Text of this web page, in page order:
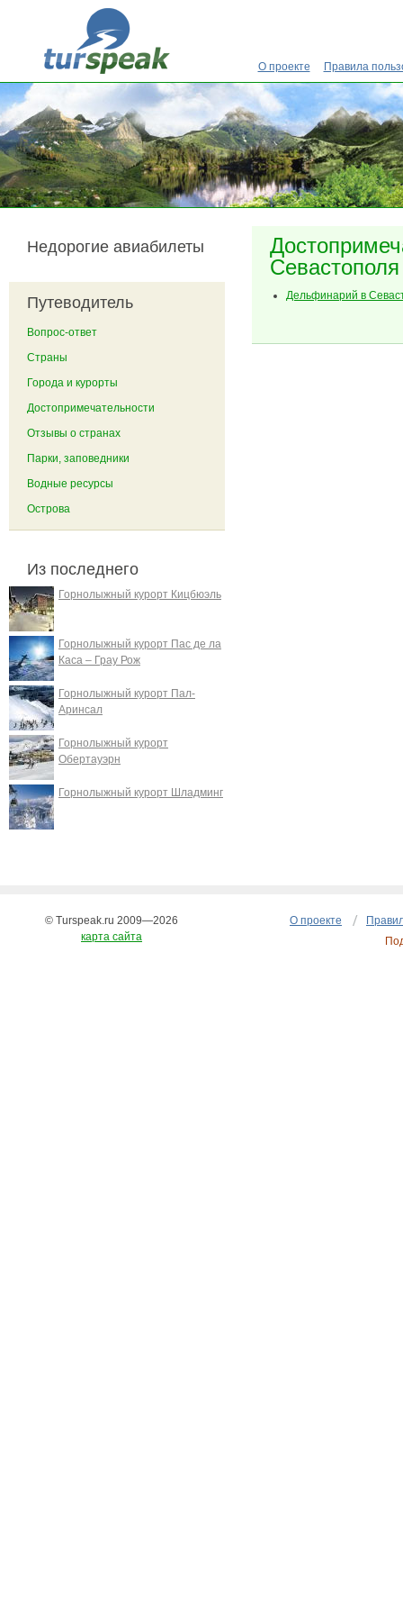
Перейти к основному содержанию
О проекте Правила
Севастополя
Дельфинарий в
Недорогие авиабилеты
Путеводитель
Вопрос-ответ
Страны
Города и курорты
Достопримечательности
Отзывы о странах
Парки, заповедники
Водные ресурсы
Острова
Из последнего
Горнолыжный курорт Кицбюэль
Горнолыжный курорт Пас де ла
Каса – Грау Рож
Горнолыжный курорт Пал-
Аринсал
Горнолыжный курорт
Обертауэрн
Горнолыжный курорт Шладминг
О проекте
© Turspeak.ru 2009—2026
карта сайта